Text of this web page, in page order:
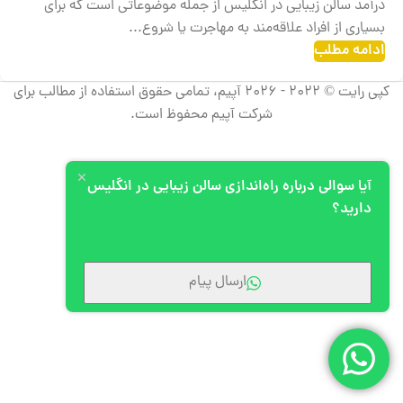
درآمد سالن زیبایی در انگلیس از جمله موضوعاتی است که برای
بسیاری از افراد علاقه‌مند به مهاجرت یا شروع...
ادامه مطلب
کپی رایت © 2022 - 2026 آپیم، تمامی حقوق استفاده از مطالب برای
شرکت آپیم محفوظ است.
آیا سوالی درباره راه‌اندازی سالن زیبایی در انگلیس
دارید؟
ارسال پیام